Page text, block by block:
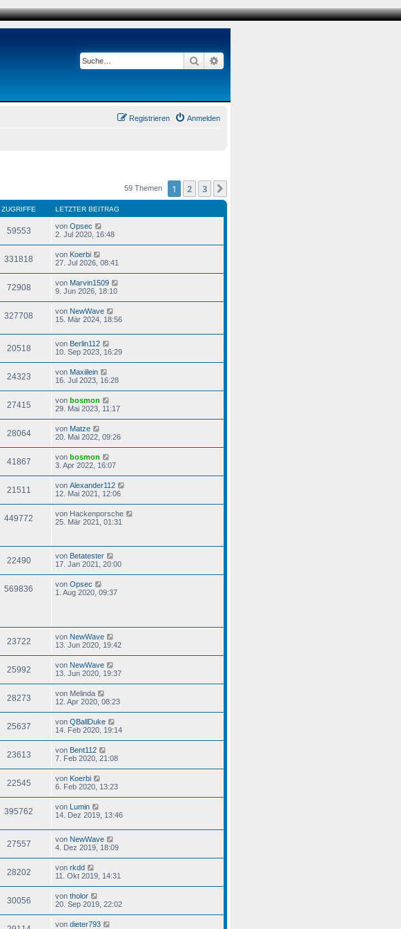
Suche
Anmelden
Registrieren
59 Themen 1 2 3
ZUGRIFFE LETZTER BEITRAG
59553 von Opsec
2. Jul 2020, 16:48
331818 von Koerbi
27. Jul 2026, 08:41
72908 von Marvin1509
9. Jun 2026, 18:10
327708 von NewWave
15. Mär 2024, 18:56
20518 von Berlin112
10. Sep 2023, 16:29
24323 von Maxiilein
16. Jul 2023, 16:28
27415 von bosmon
29. Mai 2023, 11:17
28064 von Matze
20. Mai 2022, 09:26
41867 von bosmon
3. Apr 2022, 16:07
21511 von Alexander112
12. Mai 2021, 12:06
449772 von Hackenporsche
25. Mär 2021, 01:31
22490 von Betatester
17. Jan 2021, 20:00
569836 von Opsec
1. Aug 2020, 09:37
23722 von NewWave
13. Jun 2020, 19:42
25992 von NewWave
13. Jun 2020, 19:37
28273 von Melinda
12. Apr 2020, 08:23
25637 von QBallDuke
14. Feb 2020, 19:14
23613 von Bent112
7. Feb 2020, 21:08
22545 von Koerbi
6. Feb 2020, 13:23
395762 von Lumin
14. Dez 2019, 13:46
27557 von NewWave
4. Dez 2019, 18:09
28202 von rkdd
11. Okt 2019, 14:31
30056 von tholor
20. Sep 2019, 22:02
von dieter793